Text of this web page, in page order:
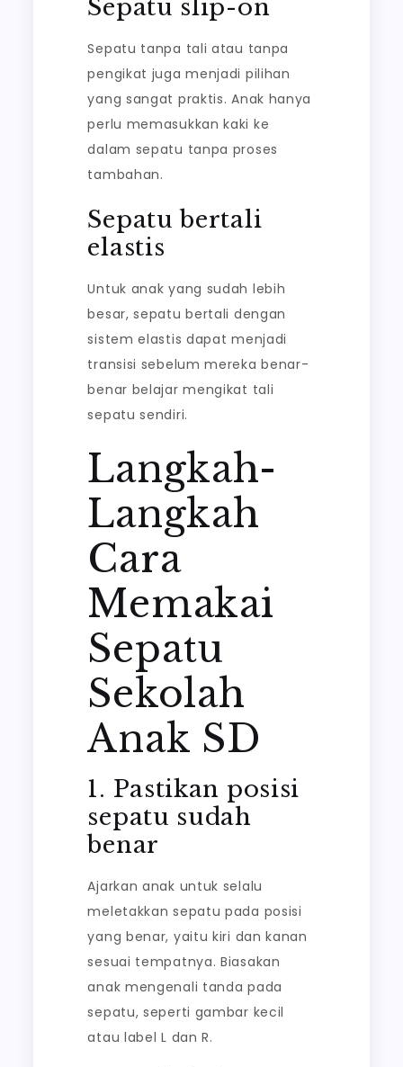
Sepatu slip-on
Sepatu tanpa tali atau tanpa
pengikat juga menjadi pilihan
yang sangat praktis. Anak hanya
perlu memasukkan kaki ke
dalam sepatu tanpa proses
tambahan.
Sepatu bertali
elastis
Untuk anak yang sudah lebih
besar, sepatu bertali dengan
sistem elastis dapat menjadi
transisi sebelum mereka benar-
benar belajar mengikat tali
sepatu sendiri.
Langkah-
Langkah
Cara
Memakai
Sepatu
Sekolah
Anak SD
1. Pastikan posisi
sepatu sudah
benar
Ajarkan anak untuk selalu
meletakkan sepatu pada posisi
yang benar, yaitu kiri dan kanan
sesuai tempatnya. Biasakan
anak mengenali tanda pada
sepatu, seperti gambar kecil
atau label L dan R.